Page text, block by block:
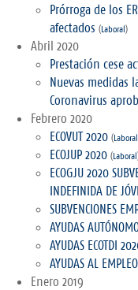
Prórroga de los
afectados (Laboral)
Abril 2020
Prestación cese
Nuevas medidas
Coronavirus
Febrero 2020
ECOVUT 2020 (Laboral
ECOJUP 2020 (Laboral
ECOGJU 2020
INDEFINIDA DE
SUBVENCIONES
AYUDAS
AYUDAS ECOTDI
AYUDAS AL
Enero 2019